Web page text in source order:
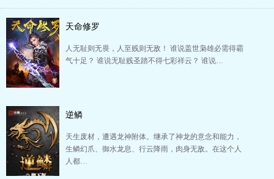
天命修罗
人无耻则无畏，人至贱则无敌！ 谁说盖世枭雄必需得霸
气十足？ 谁说无耻贱圣踏不得七彩祥云？ 谁说…
逆鳞
天生废材，遭遇龙神附体。继承了神龙的意念和能力，
生鳞幻爪、御水龙息、行云降雨，肉身无敌。在这个人
人都…